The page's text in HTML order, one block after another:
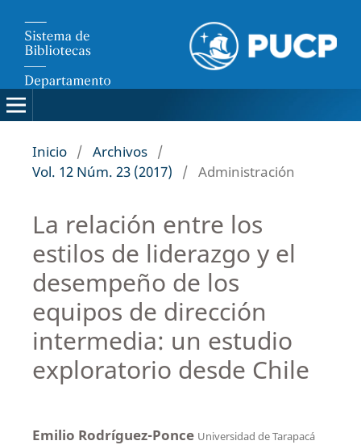
Inicio / Archivos /
Vol. 12 Núm. 23 (2017)
/ Administración
La relación entre los
estilos de liderazgo y el
desempeño de los
equipos de dirección
intermedia: un estudio
exploratorio desde Chile
Emilio Rodríguez-Ponce Universidad de Tarapacá